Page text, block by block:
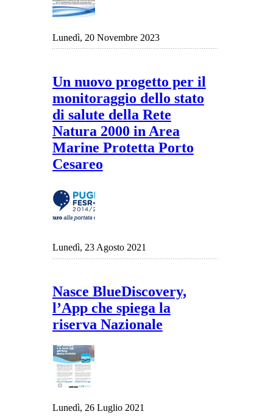
Lunedì, 20 Novembre 2023
Un nuovo progetto per il
monitoraggio dello stato
di salute della Rete
Natura 2000 in Area
Marine Protetta Porto
Cesareo
Lunedì, 23 Agosto 2021
Nasce BlueDiscovery,
l’App che spiega la
riserva Nazionale
Lunedì, 26 Luglio 2021